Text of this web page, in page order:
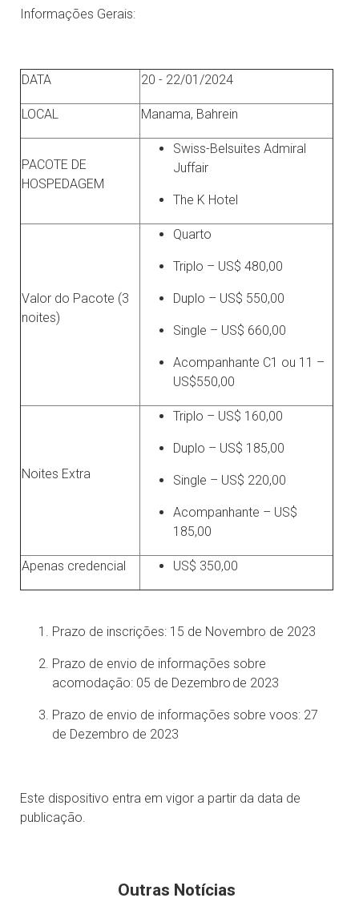
Informações Gerais:
DATA 20 - 22/01/2024
LOCAL Manama, Bahrein
PACOTE DE
HOSPEDAGEM
Swiss-Belsuites Admiral
Juffair
The K Hotel
Valor do Pacote (3
noites)
Quarto
Triplo – US$ 480,00
Duplo – US$ 550,00
Single – US$ 660,00
Acompanhante C1 ou 11 –
US$550,00
Noites Extra
Triplo – US$ 160,00
Duplo – US$ 185,00
Single – US$ 220,00
Acompanhante – US$
185,00
Apenas credencial US$ 350,00
Prazo de inscrições: 15 de Novembro de 2023
Prazo de envio de informações sobre
acomodação: 05 de Dezembro de 2023
Prazo de envio de informações sobre voos: 27
de Dezembro de 2023
Este dispositivo entra em vigor a partir da data de
publicação.
Outras Notícias